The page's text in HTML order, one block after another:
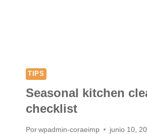
TIPS
Seasonal kitchen
checklist
Porwpadmin-coraeimp junio 10,